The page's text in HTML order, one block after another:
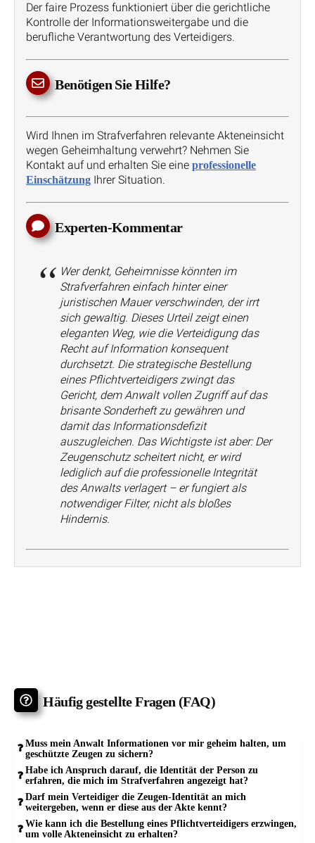
Der faire Prozess funktioniert über die gerichtliche
Kontrolle der Informationsweitergabe und die
berufliche Verantwortung des Verteidigers.
Benötigen Sie Hilfe?
Wird Ihnen im Strafverfahren relevante Akteneinsicht
wegen Geheimhaltung verwehrt? Nehmen Sie
Kontakt auf und erhalten Sie eine professionelle
Einschätzung Ihrer Situation.
Experten-Kommentar
Wer denkt, Geheimnisse könnten im
Strafverfahren einfach hinter einer
juristischen Mauer verschwinden, der irrt
sich gewaltig. Dieses Urteil zeigt einen
eleganten Weg, wie die Verteidigung das
Recht auf Information konsequent
durchsetzt. Die strategische Bestellung
eines Pflichtverteidigers zwingt das
Gericht, dem Anwalt vollen Zugriff auf das
brisante Sonderheft zu gewähren und
damit das Informationsdefizit
auszugleichen. Das Wichtigste ist aber: Der
Zeugenschutz scheitert nicht, er wird
lediglich auf die professionelle Integrität
des Anwalts verlagert – er fungiert als
notwendiger Filter, nicht als bloßes
Hindernis.
Häufig gestellte Fragen (FAQ)
Muss mein Anwalt Informationen vor mir geheim halten, um
geschützte Zeugen zu sichern?
Habe ich Anspruch darauf, die Identität der Person zu
erfahren, die mich im Strafverfahren angezeigt hat?
Darf mein Verteidiger die Zeugen-Identität an mich
weitergeben, wenn er diese aus der Akte kennt?
Wie kann ich die Bestellung eines Pflichtverteidigers erzwingen,
um volle Akteneinsicht zu erhalten?